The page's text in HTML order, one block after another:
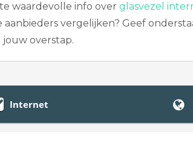
waardevolle info over glasvezel
aanbieders vergelijken? Geef
overstap.
Internet